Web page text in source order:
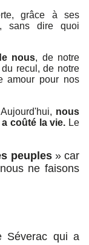
grâce à ses
sans dire quoi
nous, de notre
recul, de notre
amour pour nos
nous
coûté la vie. Le
peuples» car
ne faisons
Séverac qui a